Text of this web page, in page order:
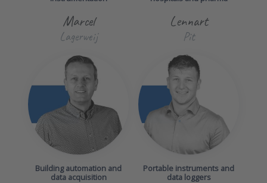
Marcel
Lagerweij
Lennart
Pit
Building automation and
data acquisition
Portable instruments and
data loggers